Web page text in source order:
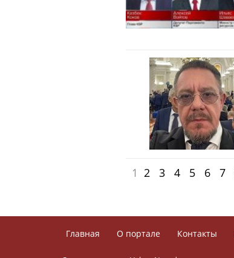
1 2 3 4 5 6 7
Главная О портале Контакты